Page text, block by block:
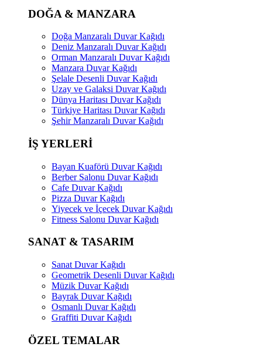
DOĞA & MANZARA
Doğa Manzaralı Duvar Kağıdı
Deniz Manzaralı Duvar Kağıdı
Orman Manzaralı Duvar Kağıdı
Manzara Duvar Kağıdı
Şelale Desenli Duvar Kağıdı
Uzay ve Galaksi Duvar Kağıdı
Dünya Haritası Duvar Kağıdı
Türkiye Haritası Duvar Kağıdı
Şehir Manzaralı Duvar Kağıdı
İŞ YERLERİ
Bayan Kuaförü Duvar Kağıdı
Berber Salonu Duvar Kağıdı
Cafe Duvar Kağıdı
Pizza Duvar Kağıdı
Yiyecek ve İçecek Duvar Kağıdı
Fitness Salonu Duvar Kağıdı
SANAT & TASARIM
Sanat Duvar Kağıdı
Geometrik Desenli Duvar Kağıdı
Müzik Duvar Kağıdı
Bayrak Duvar Kağıdı
Osmanlı Duvar Kağıdı
Graffiti Duvar Kağıdı
ÖZEL TEMALAR